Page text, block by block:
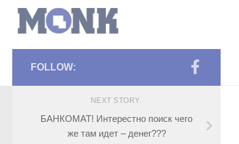
FOLLOW:
NEXT STORY
БАНКОМАТ! Интерестно поиск чего
же там идет – денег???